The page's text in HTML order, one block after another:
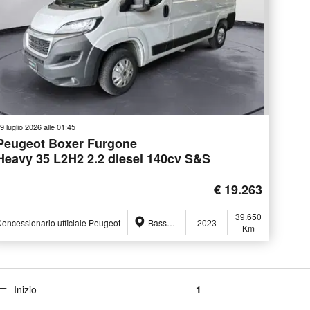
luglio 2026 alle 01:45
Boxer Furgone
35 L2H2 2.2 diesel 140cv S&S
€ 19.263
ufficiale Peugeot Bassano del Grappa (VI) 2023
39.650
Km
Inizio 1